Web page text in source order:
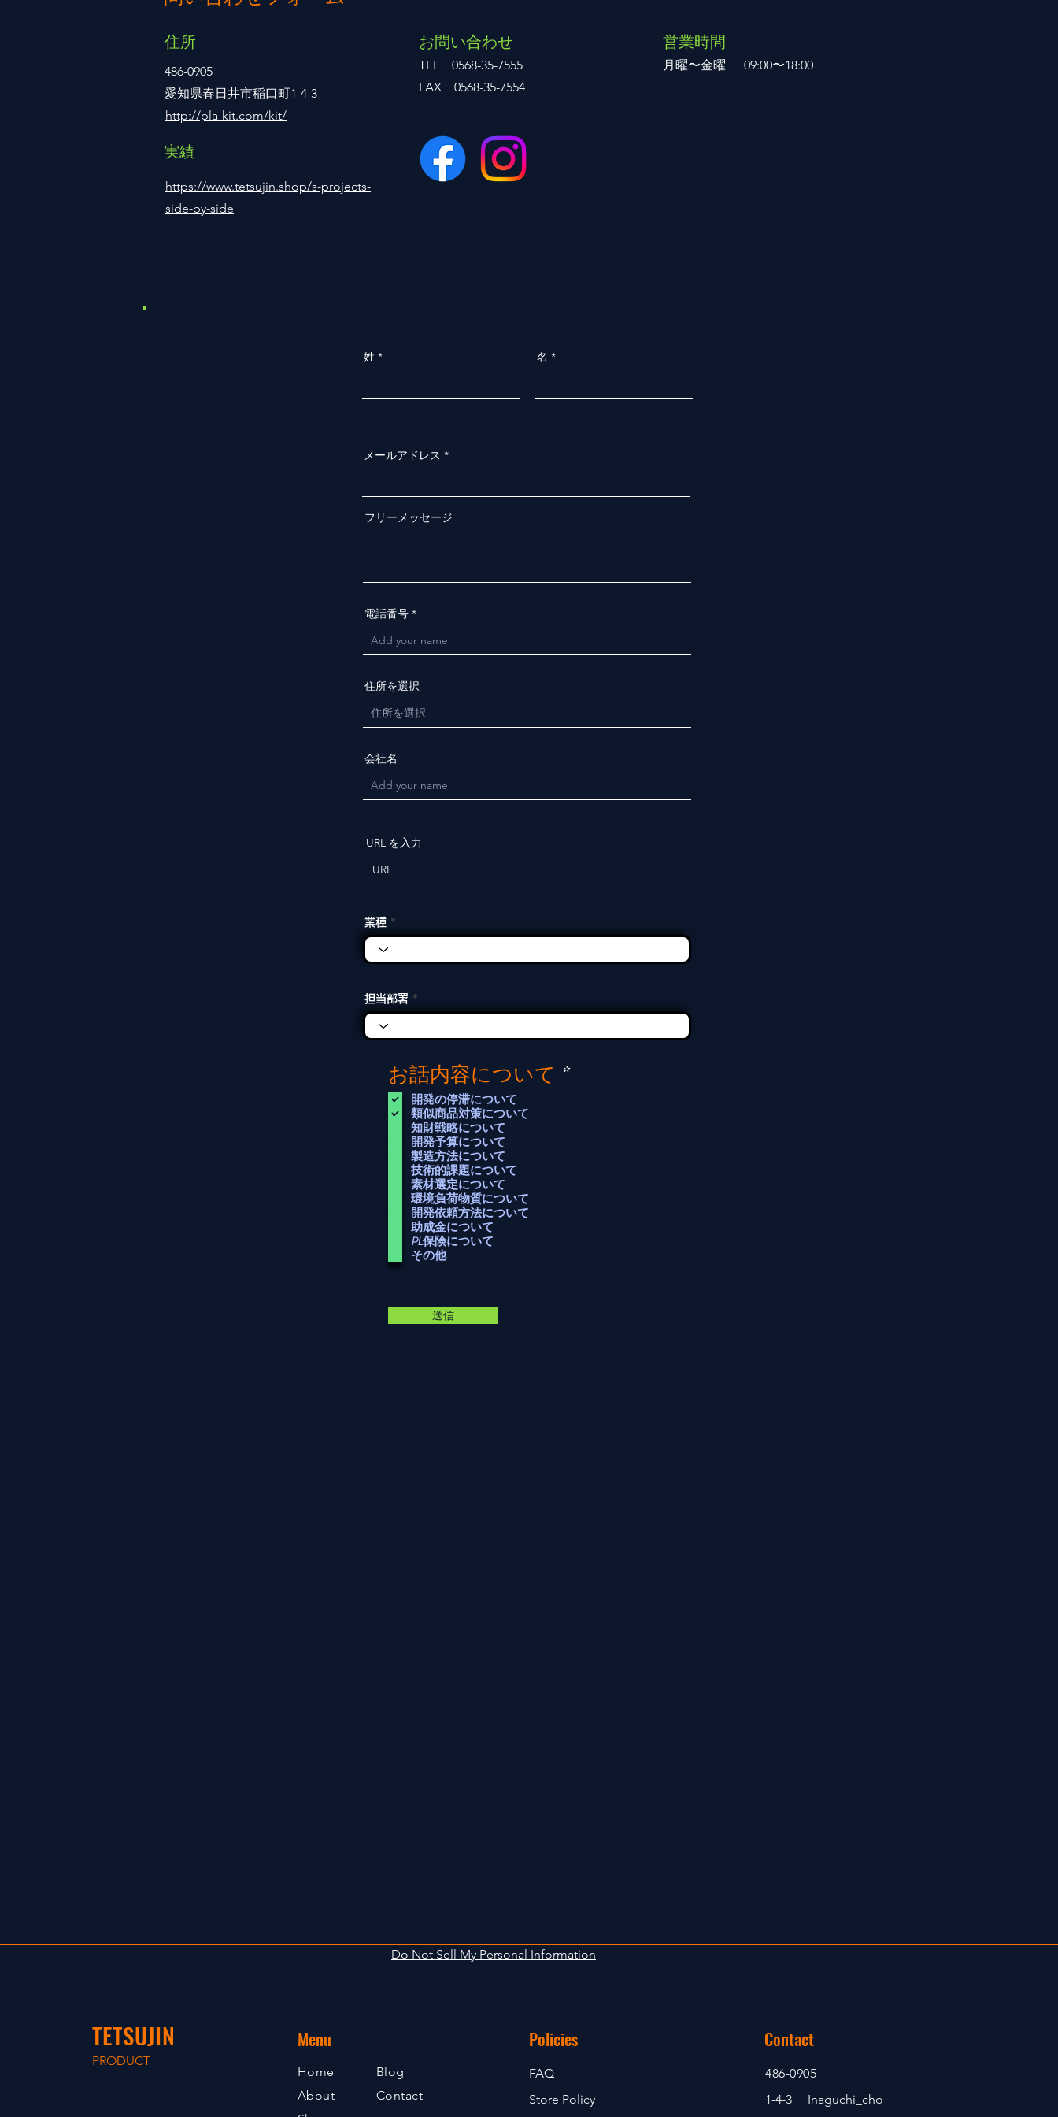
住所
486-0905
愛知県春日井市稲口町1-4-3
http://pla-kit.com/kit/
​実績
https://www.tetsujin.shop/s-projects-
side-by-side
お問い合わせ 営業時間
TEL 0568-35-7555
FAX 0568-35-7554
月曜〜金曜 ​09:00〜18:00
姓 名
メールアドレス
フリーメッセージ
電話番号
住所を選択
会社名
URL を入力
業種
担当部署
お話内容について *O
開発の停滞について
類似商品対策について
知財戦略について
開発予算について
製造方法について
技術的課題について
素材選定について
環境負荷物質について
開発依頼方法について
助成金について
PL保険について
その他
送信
TETSUJIN
PRODUCT
Menu
Home
About
Blog
Contact
Policies
FAQ
Store Policy
Contact
486-0905
1-4-3 Inaguchi_cho
Do Not Sell My Personal Information